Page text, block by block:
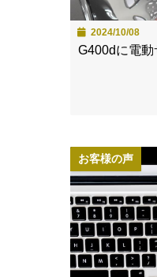
2024/10/08
G400dに電動
お客様の声